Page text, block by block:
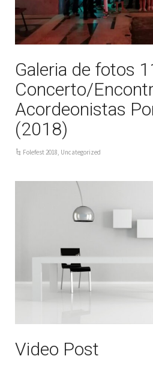
Galeria de fotos
Concerto/
Acordeonistas
(2018)
Folefest 2018, Uncategorized
Video Post